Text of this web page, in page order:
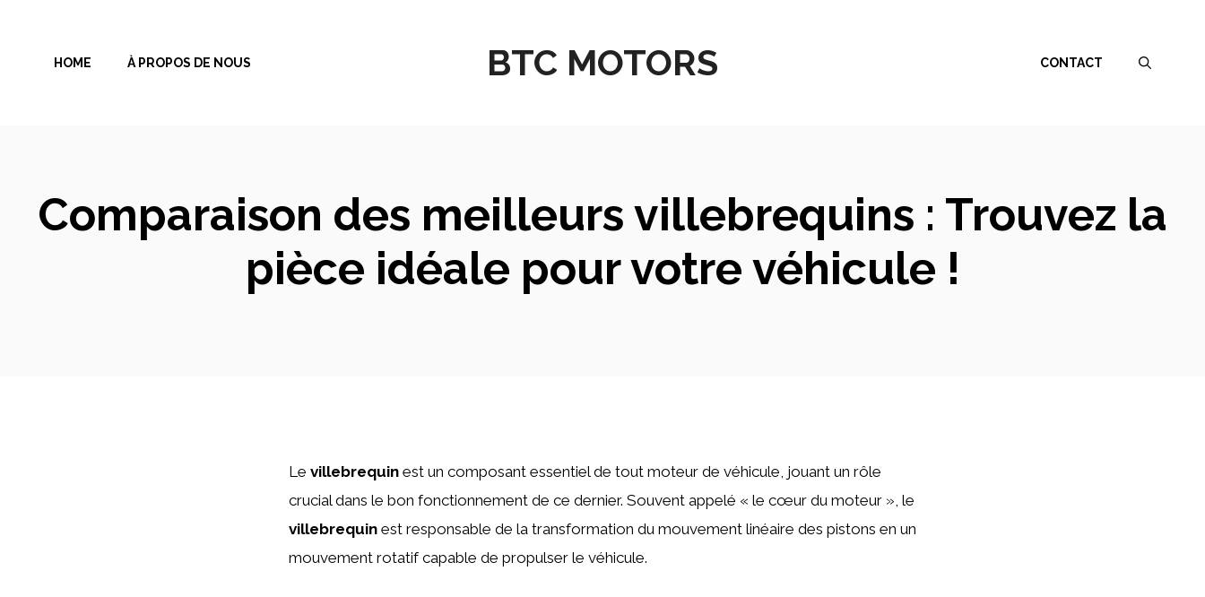
contenu
BTC MOTORS
HOME À PROPOS DE NOUS CONTACT
Comparaison des meilleurs villebrequins : Trouvez la
pièce idéale pour votre véhicule !
Le villebrequin est un composant essentiel de tout moteur de véhicule, jouant un rôle
crucial dans le bon fonctionnement de ce dernier. Souvent appelé « le cœur du moteur », le
villebrequin est responsable de la transformation du mouvement linéaire des pistons en un
mouvement rotatif capable de propulser le véhicule.